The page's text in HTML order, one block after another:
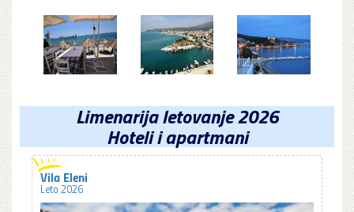
Limenarija letovanje 2026
Hoteli i apartmani
Vila Eleni
Leto 2026